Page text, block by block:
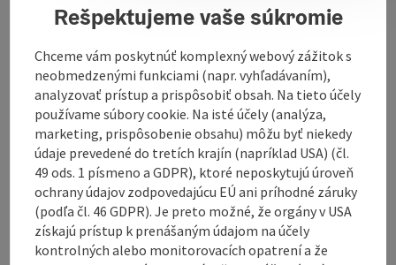
More information will follow soon!
Contact
Opening hours
Kitchen
Rešpektujeme vaše súkromie
Chceme vám poskytnúť komplexný webový zážitok s
neobmedzenými funkciami (napr. vyhľadávaním),
analyzovať prístup a prispôsobiť obsah. Na tieto účely
používame súbory cookie. Na isté účely (analýza,
marketing, prispôsobenie obsahu) môžu byť niekedy
údaje prevedené do tretích krajín (napríklad USA) (čl.
49 ods. 1 písmeno a GDPR), ktoré neposkytujú úroveň
ochrany údajov zodpovedajúcu EÚ ani príhodné záruky
(podľa čl. 46 GDPR). Je preto možné, že orgány v USA
získajú prístup k prenášaným údajom na účely
kontrolných alebo monitorovacích opatrení a že